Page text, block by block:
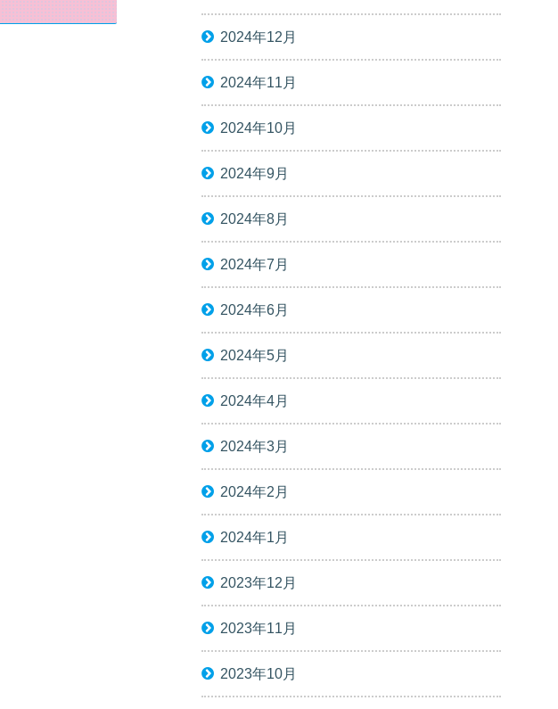
2024年12月
2024年11月
2024年10月
2024年9月
2024年8月
2024年7月
2024年6月
2024年5月
2024年4月
2024年3月
2024年2月
2024年1月
2023年12月
2023年11月
2023年10月